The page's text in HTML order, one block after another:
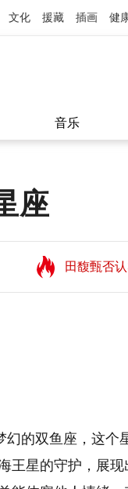
文化 援藏 插画 健
音乐
座
望11:08
田馥甄否
望11:08
幻的双鱼座，这
王星的守护，展